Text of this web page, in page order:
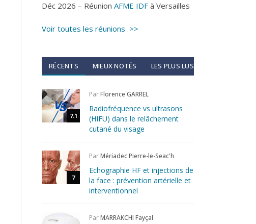
Déc 2026 – Réunion AFME IDF à Versailles
Voir toutes les réunions >>
RÉCENTS MIEUX NOTÉS LES PLUS LUS
7.1
ParFlorence GARREL
Radiofréquence vs ultrasons
(HIFU) dans le relâchement
cutané du visage
7
ParMériadec Pierre-le-Seac'h
Echographie HF et injections de
la face : prévention artérielle et
interventionnel
ParMARRAKCHI Fayçal